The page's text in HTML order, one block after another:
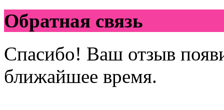
Обратная связь
Спасибо! Ваш отзыв
ближайшее время.